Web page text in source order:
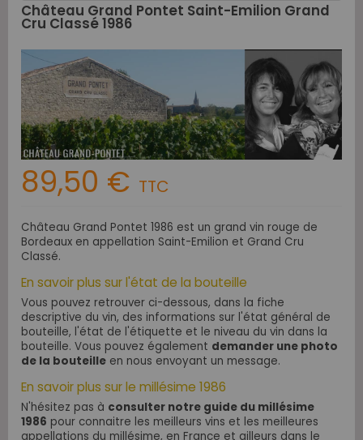
Château Grand Pontet Saint-Emilion Grand
Cru Classé 1986
89,50 € TTC
Château Grand Pontet 1986 est un grand vin rouge de
Bordeaux en appellation Saint-Emilion et Grand Cru
Classé.
En savoir plus sur l'état de la bouteille
Vous pouvez retrouver ci-dessous, dans la fiche
descriptive du vin, des informations sur l'état général de
bouteille, l'état de l'étiquette et le niveau du vin dans la
bouteille. Vous pouvez également demander une photo
de la bouteille en nous envoyant un message.
En savoir plus sur le millésime 1986
N'hésitez pas à consulter notre guide du millésime
1986 pour connaitre les meilleurs vins et les meilleures
appellations du millésime, en France et ailleurs dans le